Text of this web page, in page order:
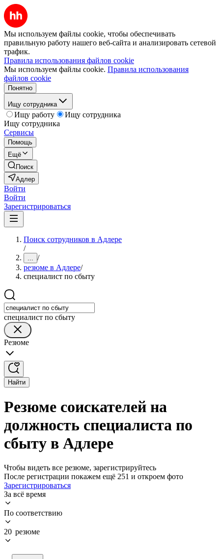
Мы используем файлы cookie, чтобы обеспечивать
правильную работу нашего веб-сайта и анализировать сетевой
трафик.
Правила использования файлов cookie
Мы используем файлы cookie. Правила использования
файлов cookie
Понятно
Ищу сотрудника
Ищу работу
Ищу сотрудника
Ищу сотрудника
Сервисы
Помощь
Ещё
Поиск
Адлер
Войти
Войти
Зарегистрироваться
Поиск сотрудников в Адлере
/
... /
резюме в Адлере/
специалист по сбыту
специалист по сбыту
Резюме
Найти
Резюме соискателей на
должность специалиста по
сбыту в Адлере
Чтобы видеть все резюме, зарегистрируйтесь
После регистрации покажем ещё 251 и откроем фото
Зарегистрироваться
За всё время
По соответствию
20 резюме